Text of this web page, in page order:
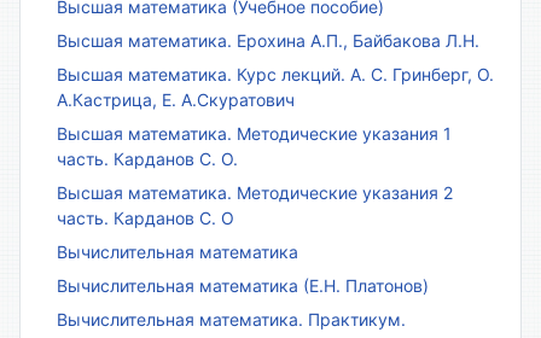
Высшая математика (Учебное пособие)
Высшая математика. Ерохина А.П., Байбакова Л.Н.
Высшая математика. Курс лекций. А. С. Гринберг, О.
А.Кастрица, Е. А.Скуратович
Высшая математика. Методические указания 1
часть. Карданов С. О.
Высшая математика. Методические указания 2
часть. Карданов С. О
Вычислительная математика
Вычислительная математика (Е.Н. Платонов)
Вычислительная математика. Практикум.